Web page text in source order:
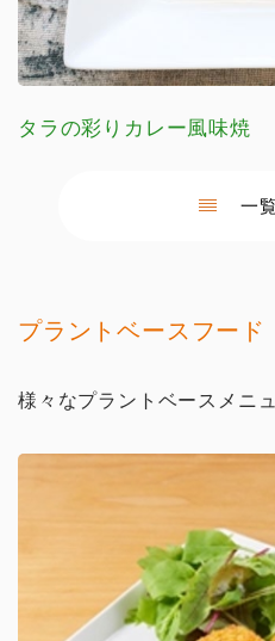
タラの彩りカレー風味焼
一
プラントベースフード
様々なプラントベースメニ